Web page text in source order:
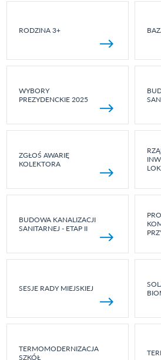
RODZINA 3+
WYBORY
PREZYDENCKIE 2025
ZGŁOŚ AWARIĘ
KOLEKTORA
BUDOWA KANALIZACJI
SANITARNEJ - ETAP II
SESJE RADY MIEJSKIEJ
TERMOMODERNIZACJA
SZKÓŁ